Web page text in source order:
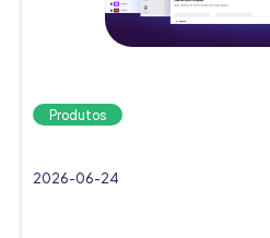
Produtos
2026-06-24